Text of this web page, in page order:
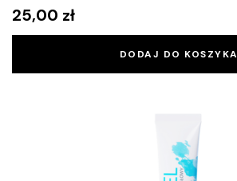
25,00 zł
DODAJ DO KOSZYKA